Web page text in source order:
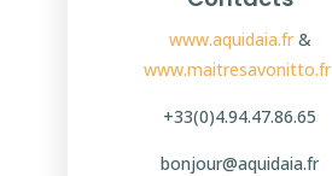
www.aquidaia.fr&
www.maitresavonitto.fr
+33(0)4.94.47.86.65
bonjour@aquidaia.fr